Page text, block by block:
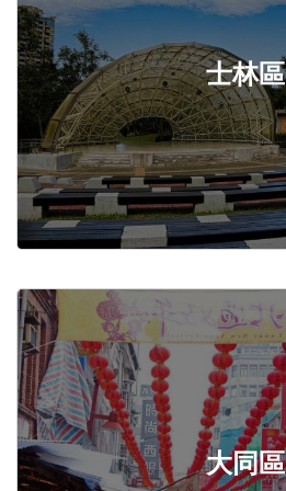
士林區
大同區